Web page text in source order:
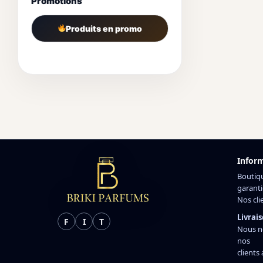
Produits en promo
F I T
Nos
Nous
nos
clients